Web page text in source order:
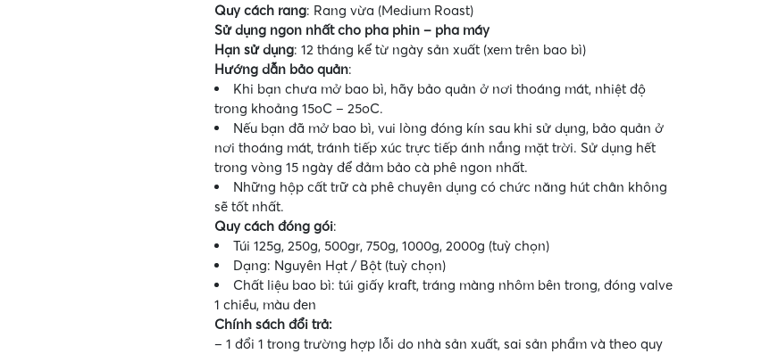
Quy cách rang: Rang vừa (Medium Roast)
Sử dụng ngon nhất cho pha phin – pha máy
Hạn sử dụng: 12 tháng kể từ ngày sản xuất (xem trên bao bì)
Hướng dẫn bảo quản:
Khi bạn chưa mở bao bì, hãy bảo quản ở nơi thoáng mát, nhiệt độ
trong khoảng 15oC – 25oC.
Nếu bạn đã mở bao bì, vui lòng đóng kín sau khi sử dụng, bảo quản ở
nơi thoáng mát, tránh tiếp xúc trực tiếp ánh nắng mặt trời. Sử dụng hết
trong vòng 15 ngày để đảm bảo cà phê ngon nhất.
Những hộp cất trữ cà phê chuyên dụng có chức năng hút chân không
sẽ tốt nhất.
Quy cách đóng gói:
Túi 125g, 250g, 500gr, 750g, 1000g, 2000g (tuỳ chọn)
Dạng: Nguyên Hạt / Bột (tuỳ chọn)
Chất liệu bao bì: túi giấy kraft, tráng màng nhôm bên trong, đóng valve
1 chiều, màu đen
Chính sách đổi trả:
– 1 đổi 1 trong trường hợp lỗi do nhà sản xuất, sai sản phẩm và theo quy